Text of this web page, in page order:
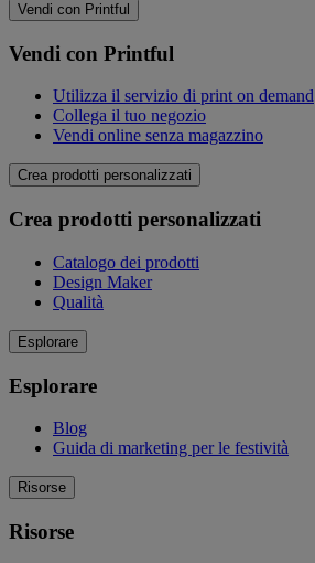
Vendi con Printful
Vendi con Printful
Utilizza il servizio di print on demand
Collega il tuo negozio
Vendi online senza magazzino
Crea prodotti personalizzati
Crea prodotti personalizzati
Catalogo dei prodotti
Design Maker
Qualità
Esplorare
Esplorare
Blog
Guida di marketing per le festività
Risorse
Risorse